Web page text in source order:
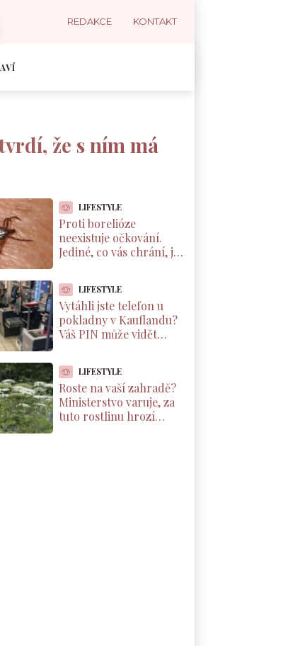
REDAKCE KONTAKT
že s ním má
LIFESTYLE
Proti borelióze
neexistuje očkování.
Jediné, co vás chrání, je
klíštěte. Většina Čechů
to dělá špatně
LIFESTYLE
Vytáhli jste telefon u
pokladny v Kauflandu?
Váš PIN může vidět
vysílá na velký monitor
LIFESTYLE
Roste na vaší zahradě?
Ministerstvo varuje, za
tuto rostlinu hrozí